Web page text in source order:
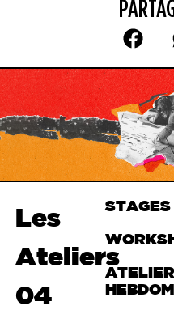
Les
Ateliers
04
STAGES